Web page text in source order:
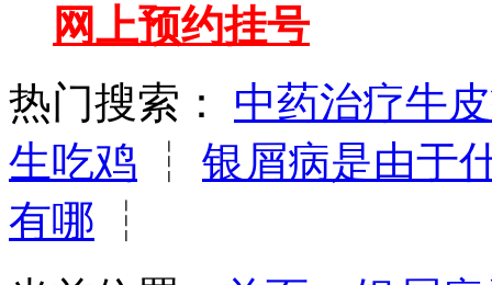
网上预约挂号
热门搜索：
中药治疗牛
生吃鸡 ┆ 银屑病是由于
有哪 ┆